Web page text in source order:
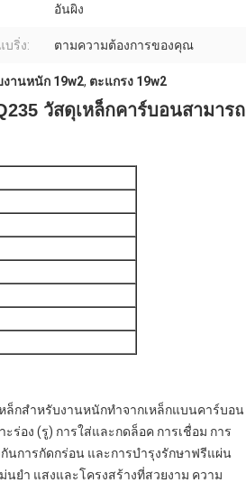
อันผิง
บริ่ง: ตามความต้องการของคุณ
งานหนัก 19w2, ตะแกรง 19w2
วัสดุเหล็กคาร์บอนสามารถ
ล็กสำหรับงานหนักทำจากเหล็กแบนคาร์บอน
อง (รู) การใส่และกดล็อค การเชื่อม การ
นการกัดกร่อน และการบำรุงรักษาฟรีแผ่น
ยำ แสงและโครงสร้างที่สวยงาม ความ